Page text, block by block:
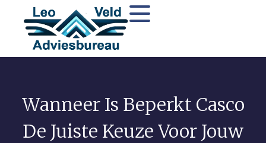
Wanneer Is Beperkt Casco
De Juiste Keuze Voor Jouw